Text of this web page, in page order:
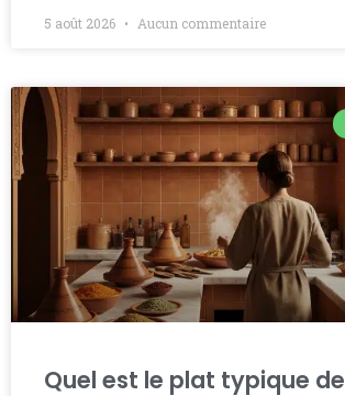
5 août 2026 Aucun commentaire
Quel est le plat typique de